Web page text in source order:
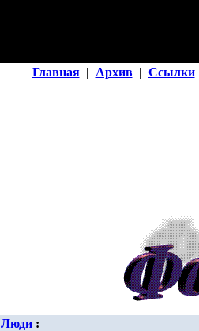
Главная | Архив | Ссылки
Люди: